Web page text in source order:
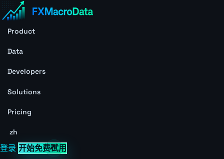
Product
Data
Developers
Solutions
Pricing
zh
登录 开始免费试用